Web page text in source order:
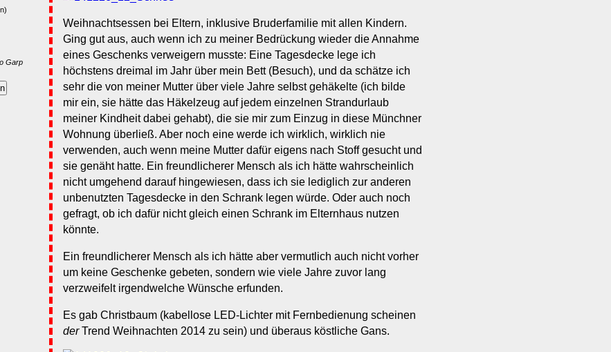
Weihnachtsessen bei Eltern, inklusive Bruderfamilie mit allen Kindern.
Ging gut aus, auch wenn ich zu meiner Bedrückung wieder die Annahme
eines Geschenks verweigern musste: Eine Tagesdecke lege ich
höchstens dreimal im Jahr über mein Bett (Besuch), und da schätze ich
sehr die von meiner Mutter über viele Jahre selbst gehäkelte (ich bilde
mir ein, sie hätte das Häkelzeug auf jedem einzelnen Strandurlaub
meiner Kindheit dabei gehabt), die sie mir zum Einzug in diese Münchner
Wohnung überließ. Aber noch eine werde ich wirklich, wirklich nie
verwenden, auch wenn meine Mutter dafür eigens nach Stoff gesucht und
sie genäht hatte. Ein freundlicherer Mensch als ich hätte wahrscheinlich
nicht umgehend darauf hingewiesen, dass ich sie lediglich zur anderen
unbenutzten Tagesdecke in den Schrank legen würde. Oder auch noch
gefragt, ob ich dafür nicht gleich einen Schrank im Elternhaus nutzen
könnte.
Ein freundlicherer Mensch als ich hätte aber vermutlich auch nicht vorher
um keine Geschenke gebeten, sondern wie viele Jahre zuvor lang
verzweifelt irgendwelche Wünsche erfunden.
Es gab Christbaum (kabellose LED-Lichter mit Fernbedienung scheinen
derTrend Weihnachten 2014 zu sein) und überaus köstliche Gans.
Garp